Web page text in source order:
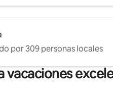
por 309 personas locales
vacaciones